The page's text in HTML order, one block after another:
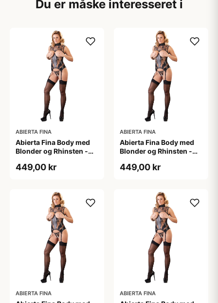
Du er måske interesseret i
ABIERTA FINA
Abierta Fina Body med
Blonder og Rhinsten -
449,00 kr
ABIERTA FINA
Abierta Fina Body med
Blonder og Rhinsten -
449,00 kr
ABIERTA FINA ABIERTA FINA